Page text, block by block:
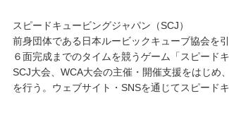
スピードキュービングジャパン（SCJ）
前身団体である日本ルービックキューブ協会を
６面完成までのタイムを競うゲーム「スピード
SCJ大会、WCA大会の主催・開催支援をはじめ
を行う。ウェブサイト・SNSを通じてスピード
で購入